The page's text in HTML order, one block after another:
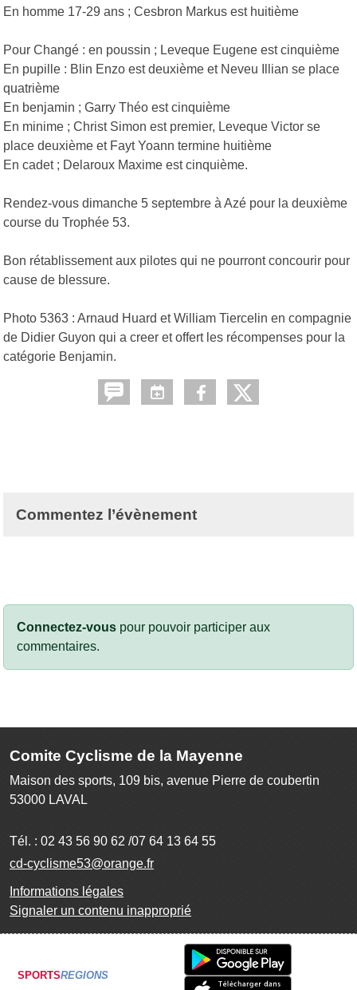
En homme 17-29 ans ; Cesbron Markus est huitième
Pour Changé : en poussin ; Leveque Eugene est cinquième
En pupille : Blin Enzo est deuxième et Neveu Illian se place
quatrième
En benjamin ; Garry Théo est cinquième
En minime ; Christ Simon est premier, Leveque Victor se
place deuxième et Fayt Yoann termine huitième
En cadet ; Delaroux Maxime est cinquième.
Rendez-vous dimanche 5 septembre à Azé pour la deuxième
course du Trophée 53.
Bon rétablissement aux pilotes qui ne pourront concourir pour
cause de blessure.
Photo 5363 : Arnaud Huard et William Tiercelin en compagnie
de Didier Guyon qui a creer et offert les récompenses pour la
catégorie Benjamin.
Commentez l’évènement
Connectez-vous pour pouvoir participer aux
commentaires.
Comite Cyclisme de la Mayenne
Maison des sports, 109 bis, avenue Pierre de coubertin
53000 LAVAL
Tél. : 02 43 56 90 62 /07 64 13 64 55
cd-cyclisme53@orange.fr
Informations légales
Signaler un contenu inapproprié
SPORTSREGIONS